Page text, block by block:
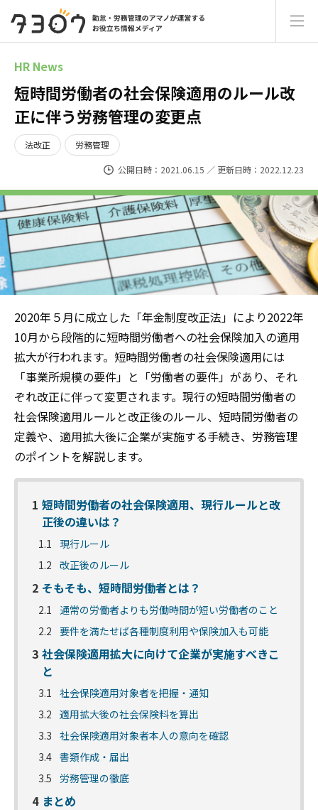
HR News
短時間労働者の社会保険適用のルール改
正に伴う労務管理の変更点
法改正 労務管理
公開日時：2021.06.15 ／ 更新日時：2022.12.23
2020年５月に成立した「年金制度改正法」により2022年
10月から段階的に短時間労働者への社会保険加入の適用
拡大が行われます。短時間労働者の社会保険適用には
「事業所規模の要件」と「労働者の要件」があり、それ
ぞれ改正に伴って変更されます。現行の短時間労働者の
社会保険適用ルールと改正後のルール、短時間労働者の
定義や、適用拡大後に企業が実施する手続き、労務管理
のポイントを解説します。
1 短時間労働者の社会保険適用、現行ルールと改
正後の違いは？
1.1
現行ルール
1.2 改正後のルール
2 そもそも、短時間労働者とは？
2.1
通常の労働者よりも労働時間が短い労働者のこと
2.2
要件を満たせば各種制度利用や保険加入も可能
3 社会保険適用拡大に向けて企業が実施すべきこ
と
3.1 社会保険適用対象者を把握・通知
3.2 適用拡大後の社会保険料を算出
3.3 社会保険適用対象者本人の意向を確認
3.4 書類作成・届出
3.5
労務管理の徹底
4 まとめ